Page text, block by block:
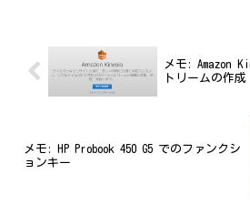
メモ: Amazon
トリームの作成
メモ: HP Probook 450 G5 でのファンクシ
ョンキー